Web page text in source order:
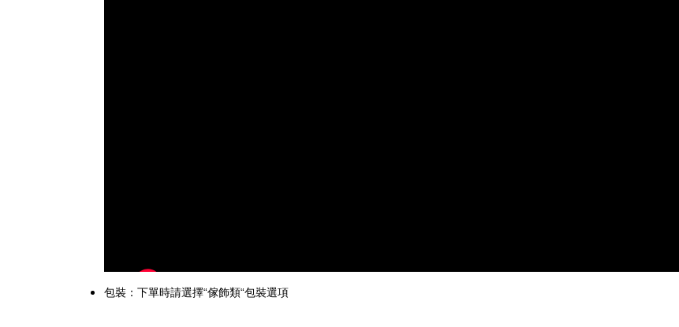
包裝：下單時請選擇“傢飾類“包裝選項